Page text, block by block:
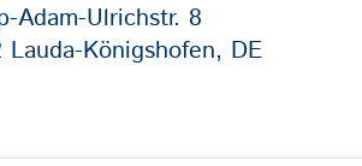
Adam-Ulrichstr. 8
Lauda-Königshofen, DE